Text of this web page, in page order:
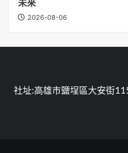
未來
2026-08-06
社址:高雄市鹽埕區大安街